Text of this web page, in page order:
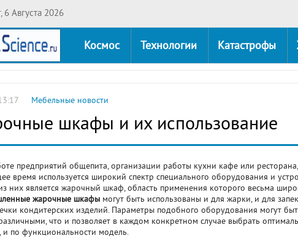
6 Августа 2026
Космос Технологии Катастрофы
Мебельные новости
шкафы и их использование
предприятий общепита, организации работы кухни кафе или
время используется широкий спектр специального оборудования и
них является жарочный шкаф, область применения которого весьма
жарочные шкафы могут быть использованы и для жарки, и для
кондитерских изделий. Параметры подобного оборудования могут
что и позволяет в каждом конкретном случае выбрать
и по функциональности модель.